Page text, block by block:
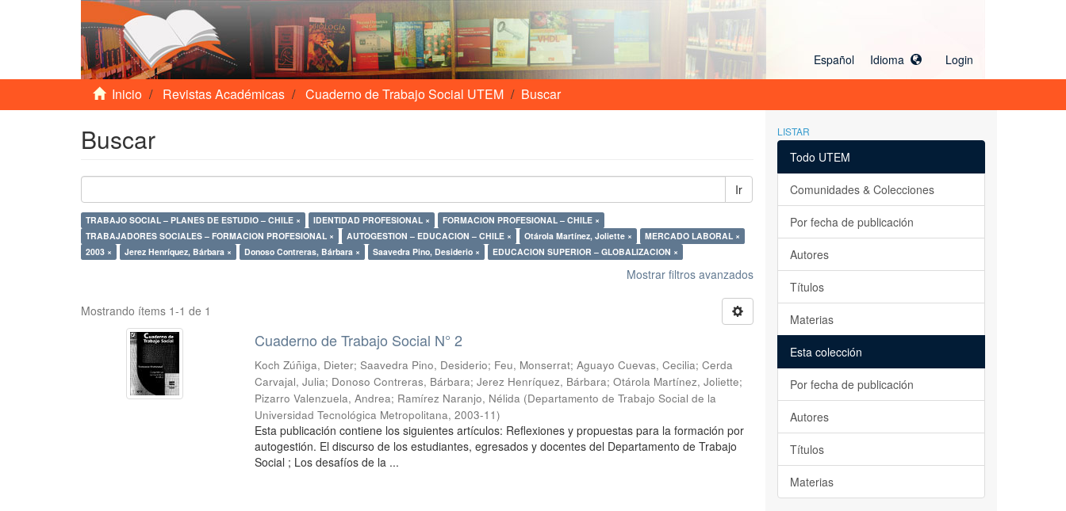
Español Idioma Login
Inicio Revistas Académicas Cuaderno de Trabajo Social UTEM Buscar
Buscar
Ir
TRABAJO SOCIAL – PLANES DE ESTUDIO – CHILE × IDENTIDAD PROFESIONAL ×
FORMACION PROFESIONAL – CHILE ×
TRABAJADORES SOCIALES – FORMACION PROFESIONAL ×
AUTOGESTION – EDUCACION – CHILE × Otárola Martínez, Joliette ×
MERCADO LABORAL ×
2003 ×
Jerez Henríquez, Bárbara × Donoso Contreras, Bárbara × Saavedra Pino, Desiderio × EDUCACION SUPERIOR – GLOBALIZACION ×
Mostrar filtros avanzados
Mostrando ítems 1-1 de 1
Cuaderno de Trabajo Social N° 2
Koch Zúñiga, Dieter;Saavedra Pino, Desiderio; Feu, Monserrat;Aguayo Cuevas, Cecilia;Cerda
Carvajal, Julia; Donoso Contreras, Bárbara;Jerez Henríquez, Bárbara;Otárola Martínez, Joliette;
Pizarro Valenzuela, Andrea; Ramírez Naranjo, Nélida (Departamento de Trabajo Social de la
Universidad Tecnológica Metropolitana,2003-11)
Esta publicación contiene los siguientes artículos: Reflexiones y propuestas para la formación por
autogestión. El discurso de los estudiantes, egresados y docentes del Departamento de Trabajo
Social ; Los desafíos de la ...
LISTAR
Todo UTEM
Comunidades & Colecciones
Por fecha de publicación
Autores
Títulos
Materias
Esta colección
Por fecha de publicación
Autores
Títulos
Materias